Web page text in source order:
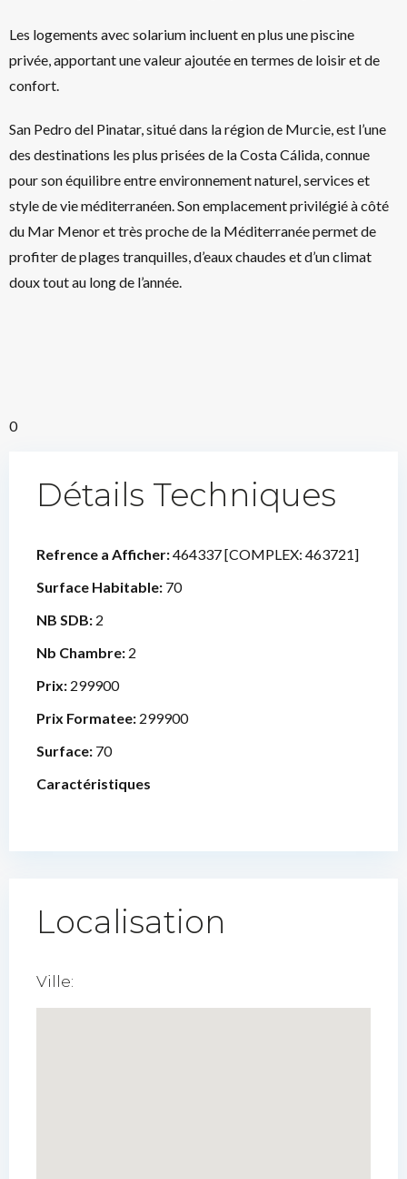
Les logements avec solarium incluent en plus une piscine
privée, apportant une valeur ajoutée en termes de loisir et de
confort.
San Pedro del Pinatar, situé dans la région de Murcie, est l’une
des destinations les plus prisées de la Costa Cálida, connue
pour son équilibre entre environnement naturel, services et
style de vie méditerranéen. Son emplacement privilégié à côté
du Mar Menor et très proche de la Méditerranée permet de
profiter de plages tranquilles, d’eaux chaudes et d’un climat
doux tout au long de l’année.
0
Détails Techniques
Refrence a Afficher:464337 [COMPLEX: 463721]
Surface Habitable: 70
NB SDB: 2
Nb Chambre: 2
Prix: 299900
Prix Formatee: 299900
Surface: 70
Caractéristiques
Localisation
Ville: